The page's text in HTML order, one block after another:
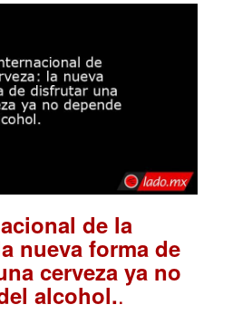
de la
nueva forma de
cerveza ya no
alcohol..